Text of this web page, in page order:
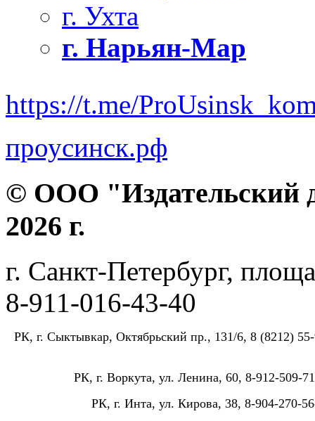
г. Ухта
г. Нарьян-Мар
https://t.me/
проусинск.рф
© ООО "Издательский
2026 г.
г. Санкт-Петербург,
8-911-016-43-40
РК, г. Сыктывкар, Октябрьский пр., 131/6, 8 (8212)
РК, г. Воркута, ул. Ленина, 60, 8-912-509-
РК, г. Инта, ул. Кирова, 38, 8-904-270-